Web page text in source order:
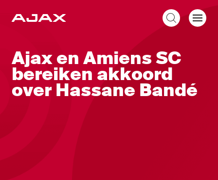
Ajax en Amiens SC
bereiken akkoord
over Hassane Bandé